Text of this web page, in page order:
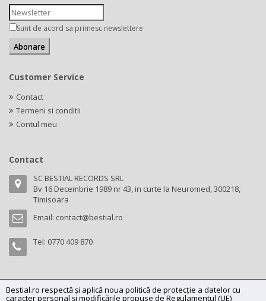
Bestial.ro respectă și aplică noua politică de protecție a datelor cu
caracter personal și modificările propuse de Regulamentul (UE)
Sunt de acord sa primesc newslettere
Customer Service
Contact
Termeni si conditii
Contul meu
Contact
SC BESTIAL RECORDS SRL
Bv 16 Decembrie 1989 nr 43, in curte la Neuromed, 300218,
Timisoara
Email: contact@bestial.ro
Tel: 0770 409 870
Copyright (C) 2026bestial.ro -All rights reserved.